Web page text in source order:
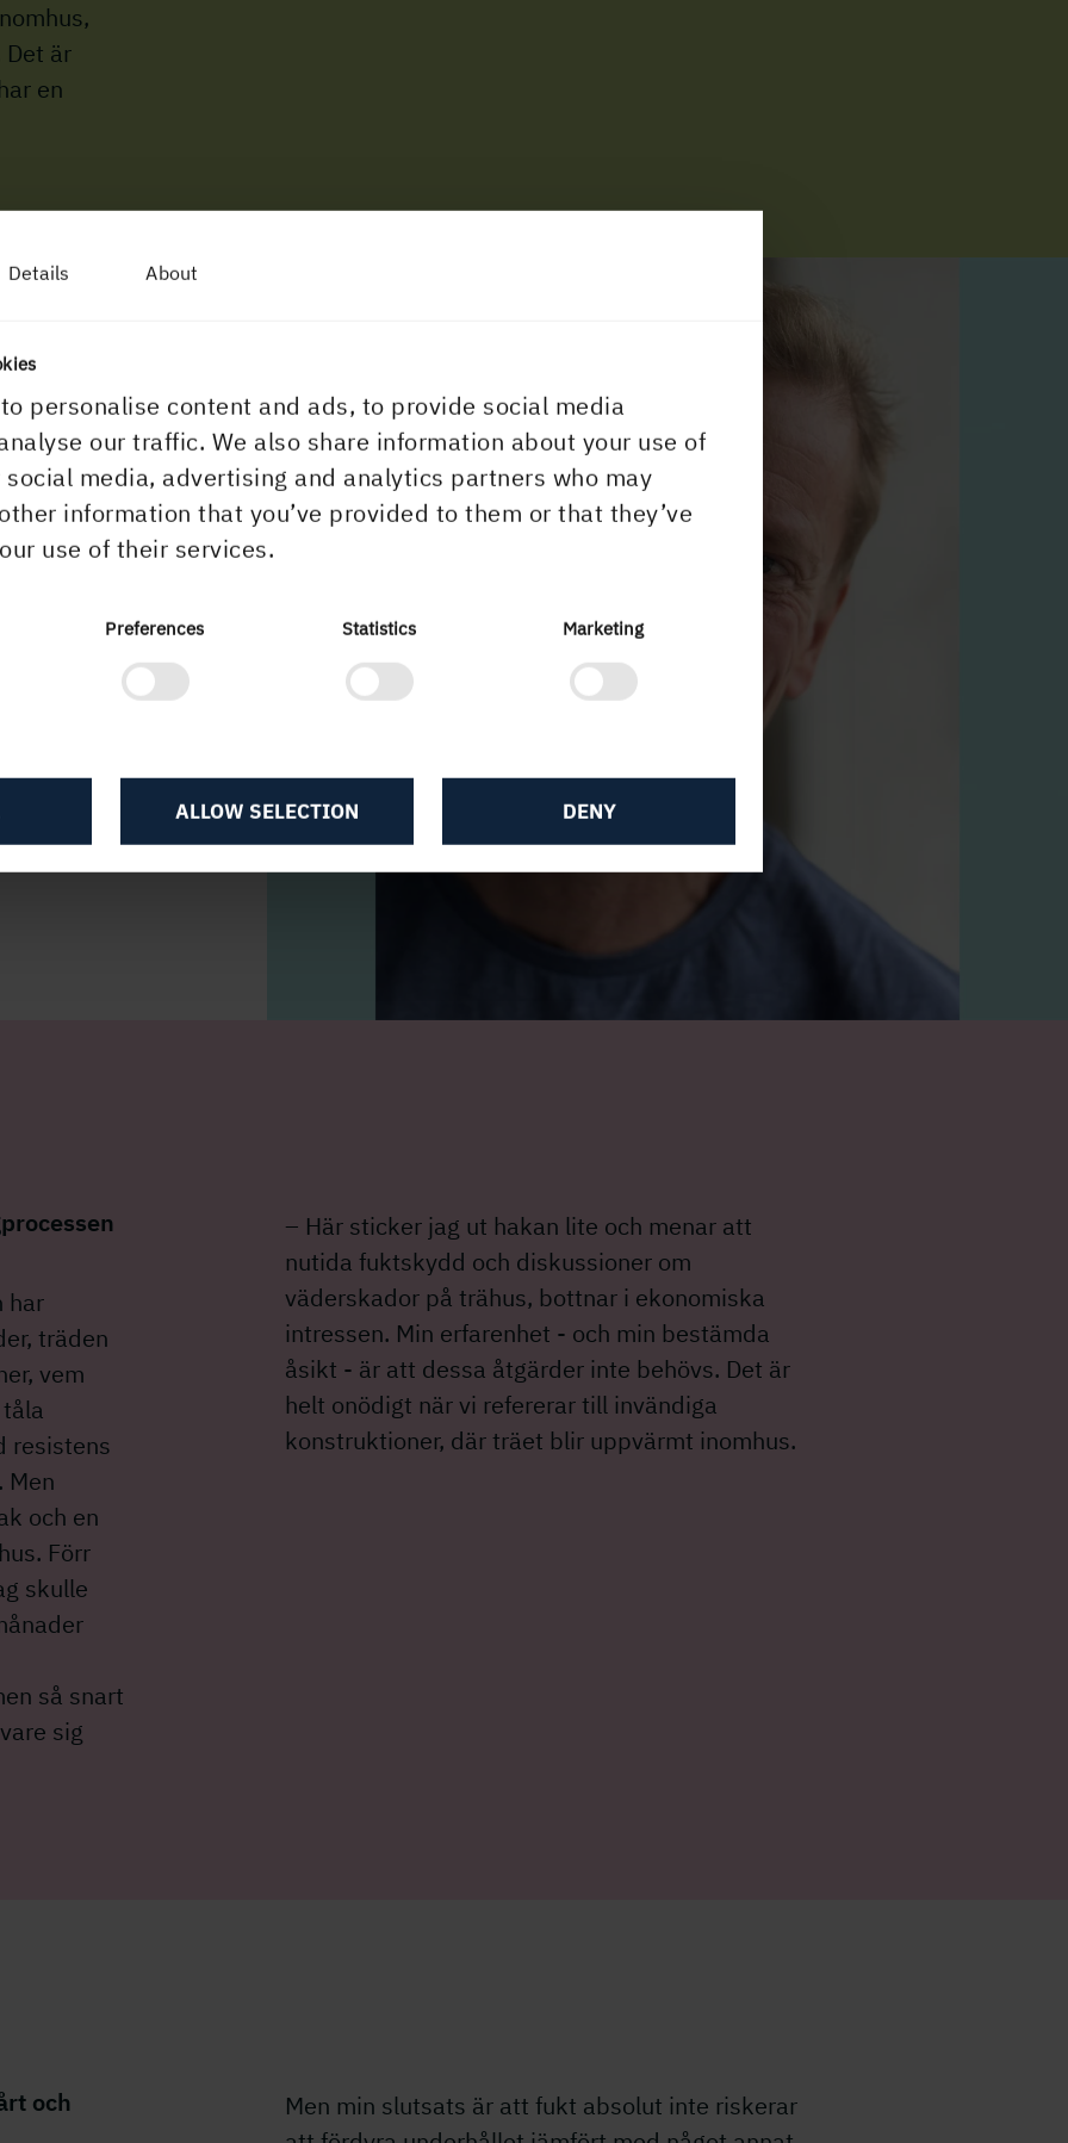
Details About
personalise content and ads, to provide social media
our traffic. We also share information about your use of
media, advertising and analytics partners who may
information that you’ve provided to them or that they’ve
use of their services.
Preferences Statistics Marketing
DENY
ALLOW SELECTION
är
en
att
Snarare är
och
att förutse."
AB
har
träden
vem
resistens
och en
Förr
skulle
så snart
sig
– Här sticker jag ut hakan lite och menar att
nutida fuktskydd och diskussioner om
väderskador på trähus, bottnar i ekonomiska
intressen. Min erfarenhet - och min bestämda
åsikt - är att dessa åtgärder inte behövs. Det är
helt onödigt när vi refererar till invändiga
konstruktioner, där träet blir uppvärmt inomhus.
och
Men min slutsats är att fukt absolut inte riskerar